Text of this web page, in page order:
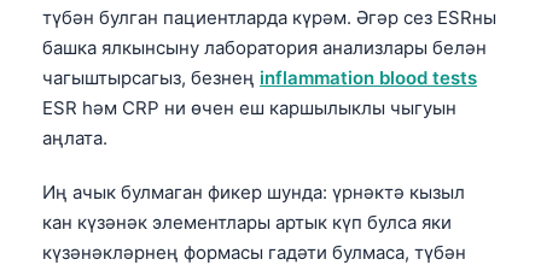
түбән булган пациентларда күрәм. Әгәр сез ESRны
башка ялкынсыну лаборатория анализлары белән
чагыштырсагыз, безнең inflammation blood tests
ESR һәм CRP ни өчен еш каршылыклы чыгуын
аңлата.
Иң ачык булмаган фикер шунда: үрнәктә кызыл
кан күзәнәк элементлары артык күп булса яки
күзәнәкләрнең формасы гадәти булмаса, түбән